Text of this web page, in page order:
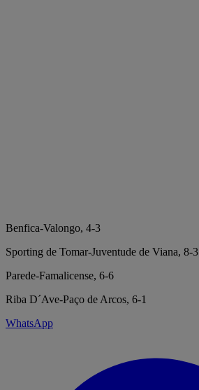
Benfica-Valongo, 4-3
Sporting de Tomar-Juventude de Viana, 8-3
Parede-Famalicense, 6-6
Riba D´Ave-Paço de Arcos, 6-1
WhatsApp